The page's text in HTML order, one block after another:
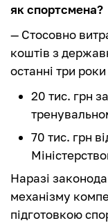
як спортсмена?
— Стосовно
коштів з
останні три
20 тис. грн
70 тис. грн
Наразі
механізму
підготовкою